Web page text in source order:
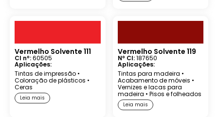
Vermelho Solvente 111
CI nº:60505
Aplicações:
Tintas de impressão •
Coloração de plásticos •
Ceras
Leia mais
Vermelho Solvente 119
Nº CI:187650
Aplicações:
Tintas para madeira •
Acabamento de móveis •
Vernizes e lacas para
madeira • Pisos e folheados
Leia mais